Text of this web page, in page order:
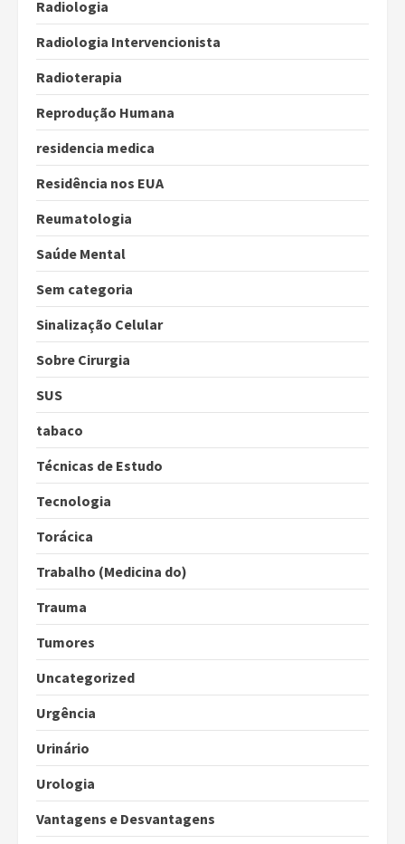
Radiologia
Radiologia Intervencionista
Radioterapia
Reprodução Humana
residencia medica
Residência nos EUA
Reumatologia
Saúde Mental
Sem categoria
Sinalização Celular
Sobre Cirurgia
SUS
tabaco
Técnicas de Estudo
Tecnologia
Torácica
Trabalho (Medicina do)
Trauma
Tumores
Uncategorized
Urgência
Urinário
Urologia
Vantagens e Desvantagens